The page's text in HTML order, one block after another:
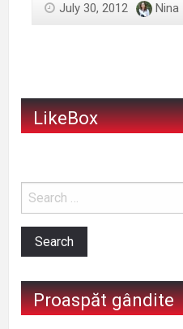
July 30, 2012 Nina
LikeBox
Proaspăt gândite